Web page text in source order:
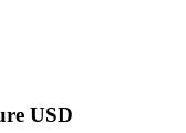
USD